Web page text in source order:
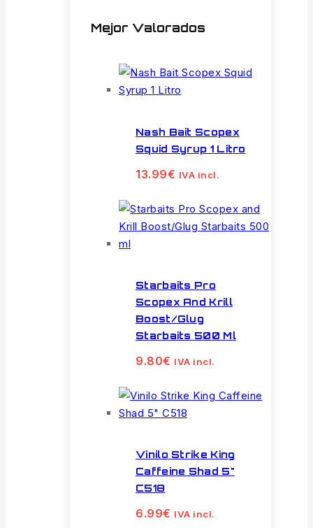
Mejor Valorados
Nash Bait Scopex
Squid Syrup 1 Litro
13.99€ IVA incl.
Starbaits Pro
Scopex And Krill
Boost/Glug
Starbaits 500 Ml
9.80€ IVA incl.
Vinilo Strike King
Caffeine Shad 5"
C518
6.99€ IVA incl.